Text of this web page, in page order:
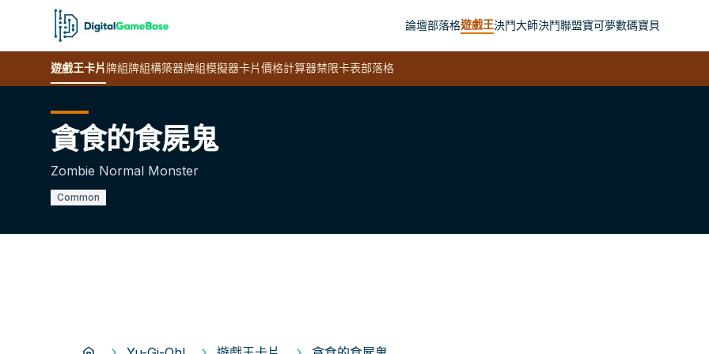
論壇部落格遊戲王決鬥大師決鬥聯盟寶可夢數碼寶貝
遊戲王卡片牌組牌組構築器牌組模擬器卡片價格計算器禁限卡表部落格
貪食的食屍鬼
Zombie Normal Monster
Common